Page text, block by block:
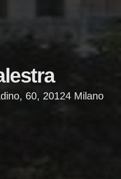
60, 20124 Milano